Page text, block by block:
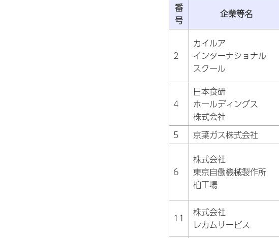
番
号
企業等名
2
カイルア
インターナショナル
スクール
4
日本食研
ホールディングス
株式会社
5
京葉ガス株式会社
6
株式会社
東京自働機械製作所
柏工場
11
株式会社
レカムサービス